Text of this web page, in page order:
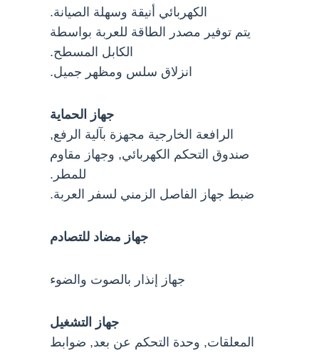
الكهربائي أنيقة وسهلة الصيانة.
يتم توفير مصدر الطاقة للعربة بواسطة
الكابل المسطح.
انزلاق سلس ومظهر جميل.
جهاز الحماية
الرافعة الخارجية مجهزة بآلية الرفع,
صندوق التحكم الكهربائي, وجهاز مقاوم
للمطر.
ضبط جهاز الفاصل الزمني لسفر العربة.
جهاز مضاد للتصادم
جهاز إنذار بالصوت والضوء
جهاز التشغيل
المعلقات, وحدة التحكم عن بعد, ضوابط